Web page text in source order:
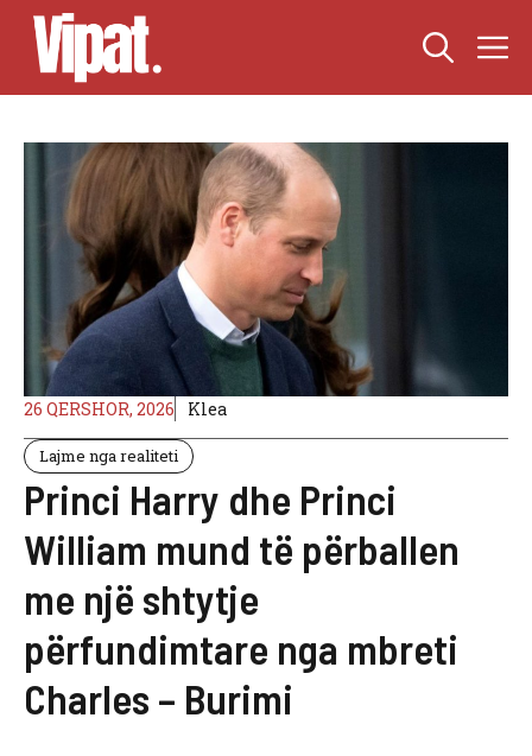
Skip
content
26 QERSHOR, 2026 Klea
Lajme nga realiteti
Princi Harry dhe Princi
William mund të përballen
me një shtytje
përfundimtare nga mbreti
Charles – Burimi